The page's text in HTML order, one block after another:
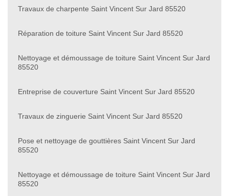
Travaux de charpente Saint Vincent Sur Jard 85520
Réparation de toiture Saint Vincent Sur Jard 85520
Nettoyage et démoussage de toiture Saint Vincent Sur Jard
85520
Entreprise de couverture Saint Vincent Sur Jard 85520
Travaux de zinguerie Saint Vincent Sur Jard 85520
Pose et nettoyage de gouttières Saint Vincent Sur Jard
85520
Nettoyage et démoussage de toiture Saint Vincent Sur Jard
85520